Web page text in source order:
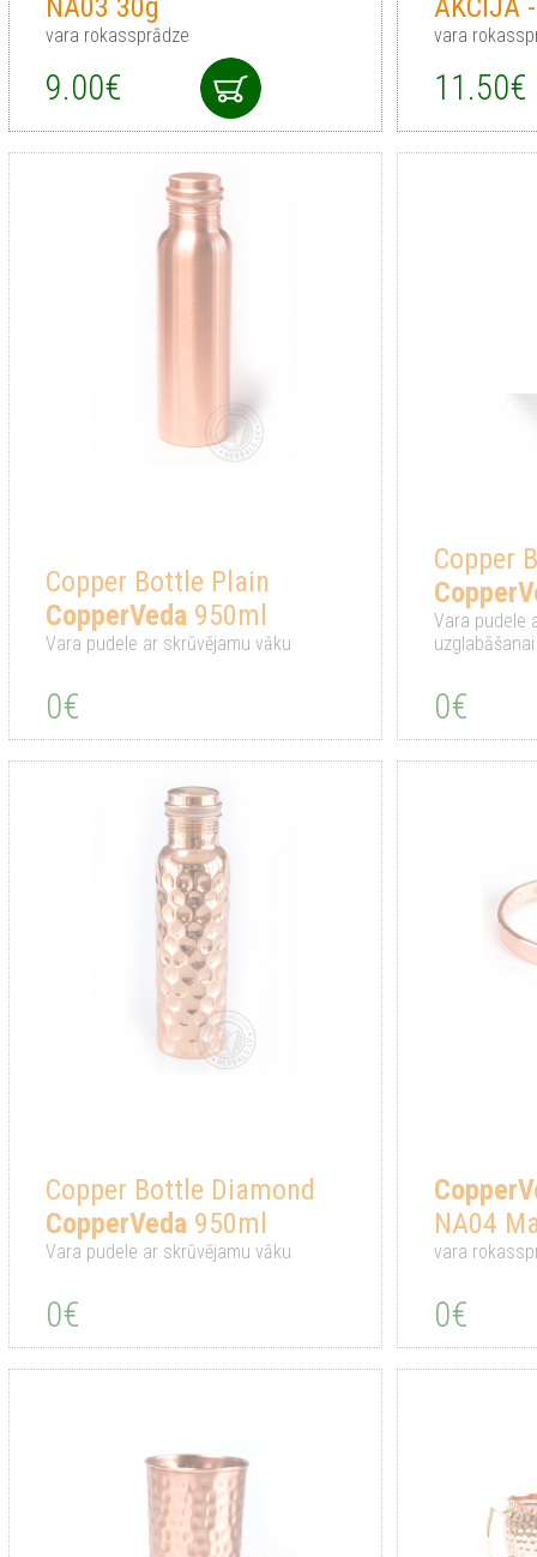
NA03 30g
vara rokassprādze
9.00€
AKCIJA
vara
11.50€
Copper Bottle Plain
CopperVeda950ml
Vara pudele ar skrūvējamu vāku
0€
Copper
Vara pudele
0€
Copper Bottle Diamond
CopperVeda950ml
Vara pudele ar skrūvējamu vāku
0€
NA04
vara
0€